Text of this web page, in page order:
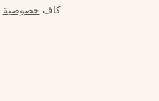
كاف خصوصية